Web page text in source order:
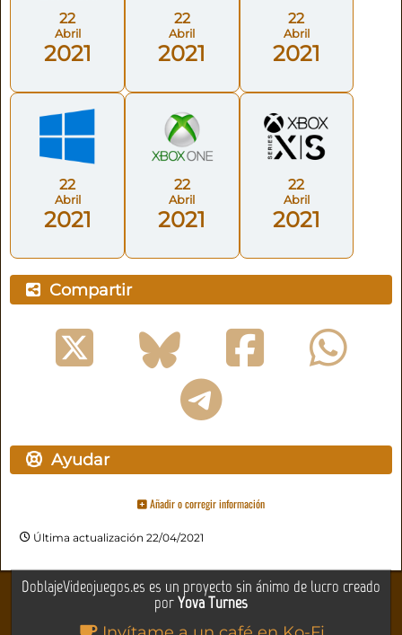
22
Abril
2021
22
Abril
2021
22
Abril
2021
22
Abril
2021
22
Abril
2021
22
Abril
2021
Compartir
Ayudar
Añadir o corregir información
Última actualización 22/04/2021
DoblajeVideojuegos.es es un proyecto sin ánimo de lucro creado
porYova Turnes